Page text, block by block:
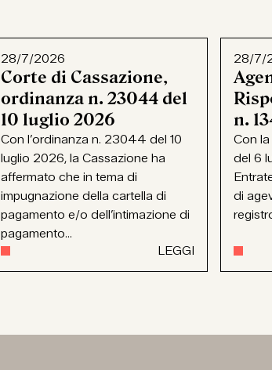
28/7/2026
Corte di Cassazione,
ordinanza n. 23044 del
10 luglio 2026
Con l’ordinanza n. 23044 del 10
luglio 2026, la Cassazione ha
affermato che in tema di
impugnazione della cartella di
pagamento e/o dell’intimazione di
pagamento...
LEGGI
28/7/
n.
Con
del 6
di